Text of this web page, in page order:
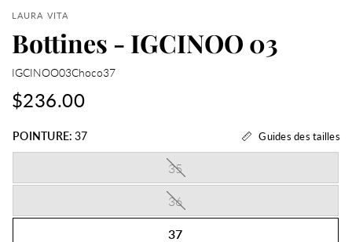
LAURA VITA
Bottines - IGCINOO 03
IGCINOO03Choco37
$236.00
POINTURE: 37 Guides des tailles
35
36
37